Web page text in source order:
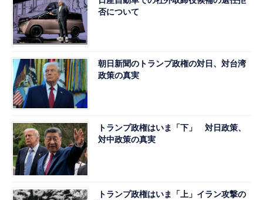
否について
朝日新聞のトランプ政権の対日、対台湾
政策の真実
トランプ政権はいま「下」 対日政策、
対中政策の真実
トランプ政権はいま「上」イラン攻撃の